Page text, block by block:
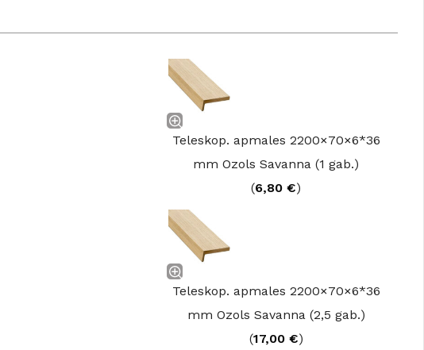
Teleskop. apmales 2200×70×6*36
mm Ozols Savanna (1 gab.)
(6,80 €)
Teleskop. apmales 2200×70×6*36
mm Ozols Savanna (2,5 gab.)
(17,00 €)